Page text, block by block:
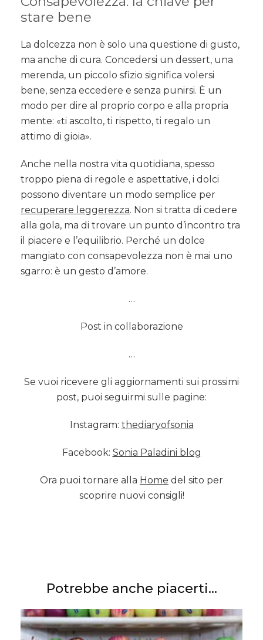
stare bene
La dolcezza non è solo una questione di gusto,
ma anche di cura. Concedersi un dessert, una
merenda, un piccolo sfizio significa volersi
bene, senza eccedere e senza punirsi. È un
modo per dire al proprio corpo e alla propria
mente: «ti ascolto, ti rispetto, ti regalo un
attimo di gioia».
Anche nella nostra vita quotidiana, spesso
troppo piena di regole e aspettative, i dolci
possono diventare un modo semplice per
recuperare leggerezza. Non si tratta di cedere
alla gola, ma di trovare un punto d’incontro tra
il piacere e l’equilibrio. Perché un dolce
mangiato con consapevolezza non è mai uno
sgarro: è un gesto d’amore.
…
Post in collaborazione
…
Se vuoi ricevere gli aggiornamenti sui prossimi
post, puoi seguirmi sulle pagine:
Instagram: thediaryofsonia
Facebook: Sonia Paladini blog
Ora puoi tornare alla Home del sito per
scoprire nuovi consigli!
Potrebbe anche piacerti...